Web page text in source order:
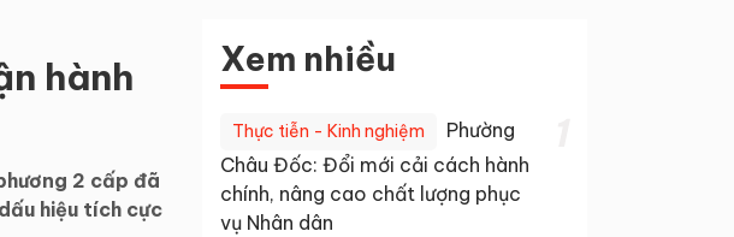
hành
2 cấp đã
hiệu tích cực
Xem nhiều
Thực tiễn - Kinh nghiệm
Phường
Châu Đốc: Đổi mới cải cách hành
chính, nâng cao chất lượng phục
vụ Nhân dân